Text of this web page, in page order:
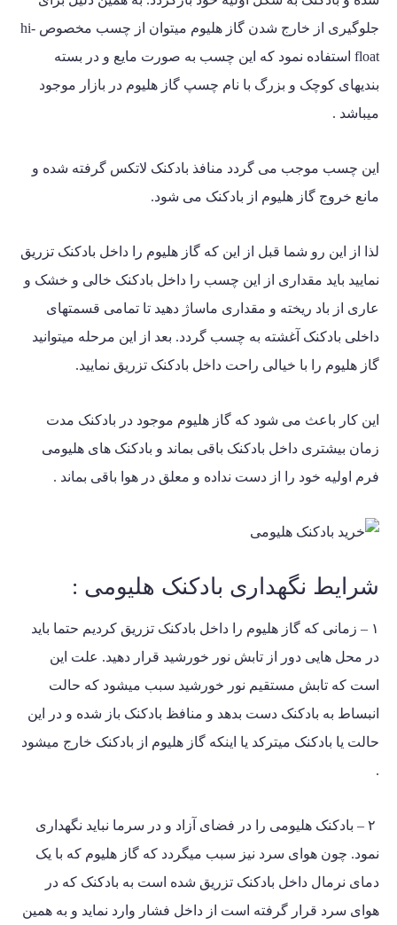
جلوگیری از خارج شدن گاز هلیوم میتوان از چسب مخصوص hi-
float استفاده نمود که این چسب به صورت مایع و در بسته
بندیهای کوچک و بزرگ با نام چسپ گاز هلیوم در بازار موجود
میباشد .
این چسب موجب می گردد منافذ بادکنک لاتکس گرفته شده و
مانع خروج گاز هلیوم از بادکنک می شود.
لذا از این رو شما قبل از این که گاز هلیوم را داخل بادکنک تزریق
نمایید باید مقداری از این چسب را داخل بادکنک خالی و خشک و
عاری از باد ریخته و مقداری ماساژ دهید تا تمامی قسمتهای
داخلی بادکنک آغشته به چسب گردد. بعد از این مرحله میتوانید
گاز هلیوم را با خیالی راحت داخل بادکنک تزریق نمایید.
این کار باعث می شود که گاز هلیوم موجود در بادکنک مدت
زمان بیشتری داخل بادکنک باقی بماند و بادکنک های هلیومی
فرم اولیه خود را از دست نداده و معلق در هوا باقی بماند .
شرایط نگهداری بادکنک هلیومی :
۱ – زمانی که گاز هلیوم را داخل بادکنک تزریق کردیم حتما باید
در محل هایی دور از تابش نور خورشید قرار دهید. علت این
است که تابش مستقیم نور خورشید سبب میشود که حالت
انبساط به بادکنک دست بدهد و منافظ بادکنک باز شده و در این
حالت یا بادکنک میترکد یا اینکه گاز هلیوم از بادکنک خارج میشود
.
۲ – بادکنک هلیومی را در فضای آزاد و در سرما نباید نگهداری
نمود. چون هوای سرد نیز سبب میگردد که گاز هلیوم که با یک
دمای نرمال داخل بادکنک تزریق شده است به بادکنک که در
هوای سرد قرار گرفته است از داخل فشار وارد نماید و به همین